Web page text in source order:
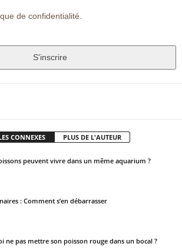
de confidentialité
S'inscrire
CONNEXES PLUS DE L'AUTEUR
peuvent vivre dans un même aquarium ?
: Comment s’en débarrasser
ne pas mettre son poisson rouge dans un bocal ?